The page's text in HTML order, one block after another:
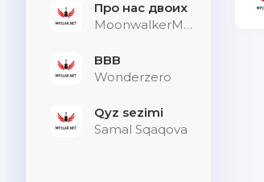
Про нас двоих
MoonwalkerMusic
BBB
Wonderzero
Qyz sezimi
Samal Sqaqova